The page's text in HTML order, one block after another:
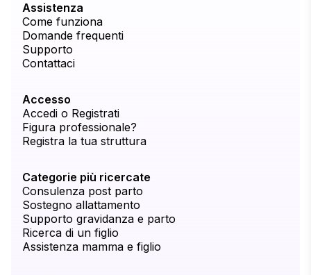
Assistenza
Come funziona
Domande frequenti
Supporto
Contattaci
Accesso
Accedi o Registrati
Figura professionale?
Registra la tua struttura
Categorie più ricercate
Consulenza post parto
Sostegno allattamento
Supporto gravidanza e parto
Ricerca di un figlio
Assistenza mamma e figlio